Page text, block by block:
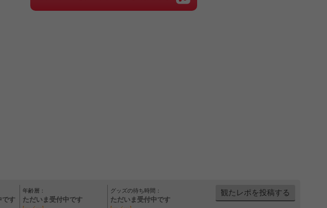
です
年齢層：
ただいま受付中です
グッズの待ち時間：
ただいま受付中です
観たレポを投稿する